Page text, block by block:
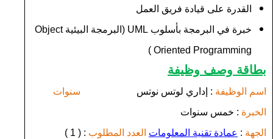
القدرة على قيادة فريق العمل
خبرة في البرمجة بأسلوب UML (البرمجة البيئيةObject
Oriented Programming
)
بطاقة وصف وظيفة
اسم الوظيفة : إداري لوتس نوتس سنوات
الخبرة : خمس سنوات
الجهة : عمادة تقنية المعلومات العدد المطلوب : ( 1 )